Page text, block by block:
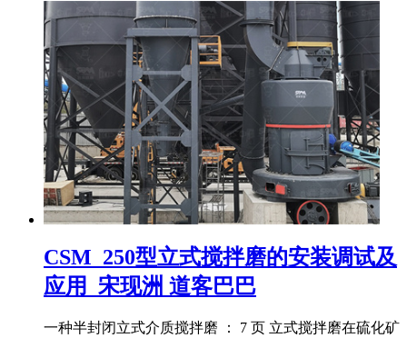
CSM_250型立式搅拌磨的安装调试及
应用_宋现洲 道客巴巴
一种半封闭立式介质搅拌磨 ： 7 页 立式搅拌磨在硫化矿